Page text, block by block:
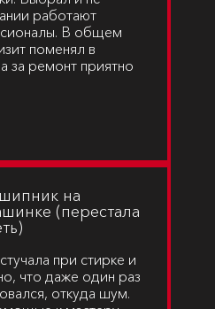
работают
В общем
поменял в
за ремонт приятно
на
(перестала
при стирке и
что даже один раз
откуда шум.